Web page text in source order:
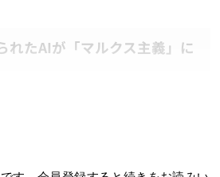
れたAIが「マルクス主義」に